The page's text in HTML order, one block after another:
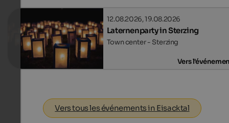
12.08.2026, 19.08.2026
Laternenparty in Sterzing
Town center - Sterzing
Vers
Vers tous les événements in Eisacktal